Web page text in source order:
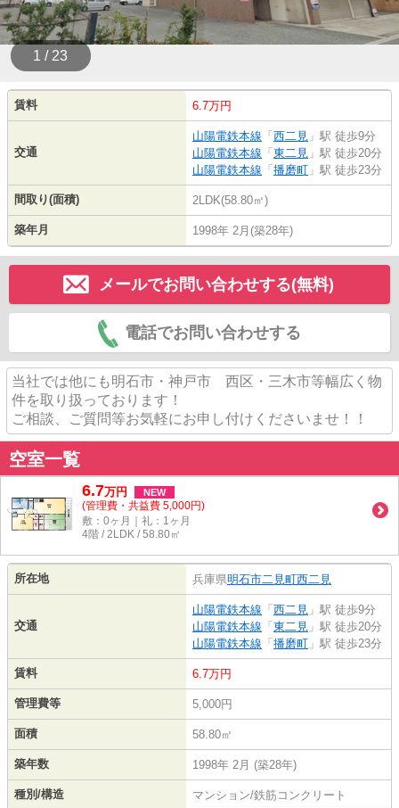
1 / 23
賃料 6.7万円
交通
山陽電鉄本線 「 西二見 」駅 徒歩9分
山陽電鉄本線 「 東二見 」駅 徒歩20分
山陽電鉄本線 「 播磨町 」駅 徒歩23分
間取り(面積) 2LDK(58.80㎡)
築年月 1998年 2月(築28年)
メールでお問い合わせする(無料)
電話でお問い合わせする
当社では他にも明石市・神戸市 西区・三木市等幅広く物
件を取り扱っております！
ご相談、ご質問等お気軽にお申し付けくださいませ！！
空室一覧
6.7万円 NEW
(管理費・共益費 5,000円)
敷：0ヶ月｜礼：1ヶ月
4階 / 2LDK / 58.80㎡
所在地 兵庫県明石市二見町西二見
交通
山陽電鉄本線 「 西二見 」駅 徒歩9分
山陽電鉄本線 「 東二見 」駅 徒歩20分
山陽電鉄本線 「 播磨町 」駅 徒歩23分
賃料 6.7万円
管理費等 5,000円
面積 58.80㎡
築年数 1998年 2月 (築28年)
種別/構造 マンション/鉄筋コンクリート